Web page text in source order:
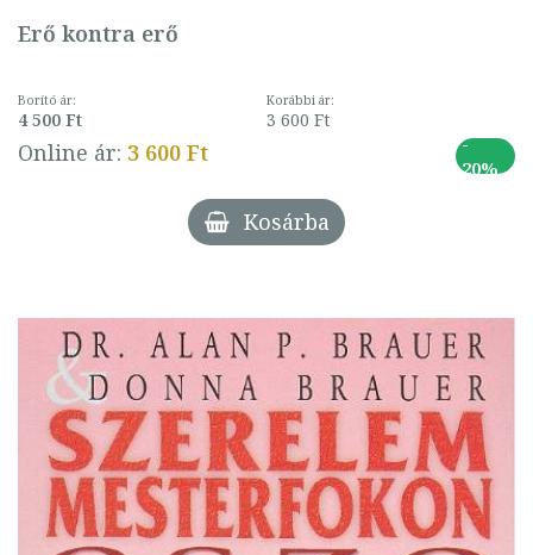
Erő kontra erő
Borító ár:
4 500 Ft
Korábbi ár:
3 600 Ft
Online ár: 3 600 Ft
-
20%
Kosárba